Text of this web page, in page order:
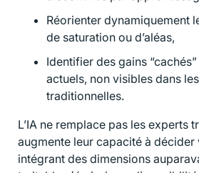
Réorienter dynamiquement
de saturation ou d’aléas,
Identifier des gains
actuels, non visibles dans
traditionnelles.
L’IA ne remplace pas les experts
augmente leur capacité à décider
intégrant des dimensions